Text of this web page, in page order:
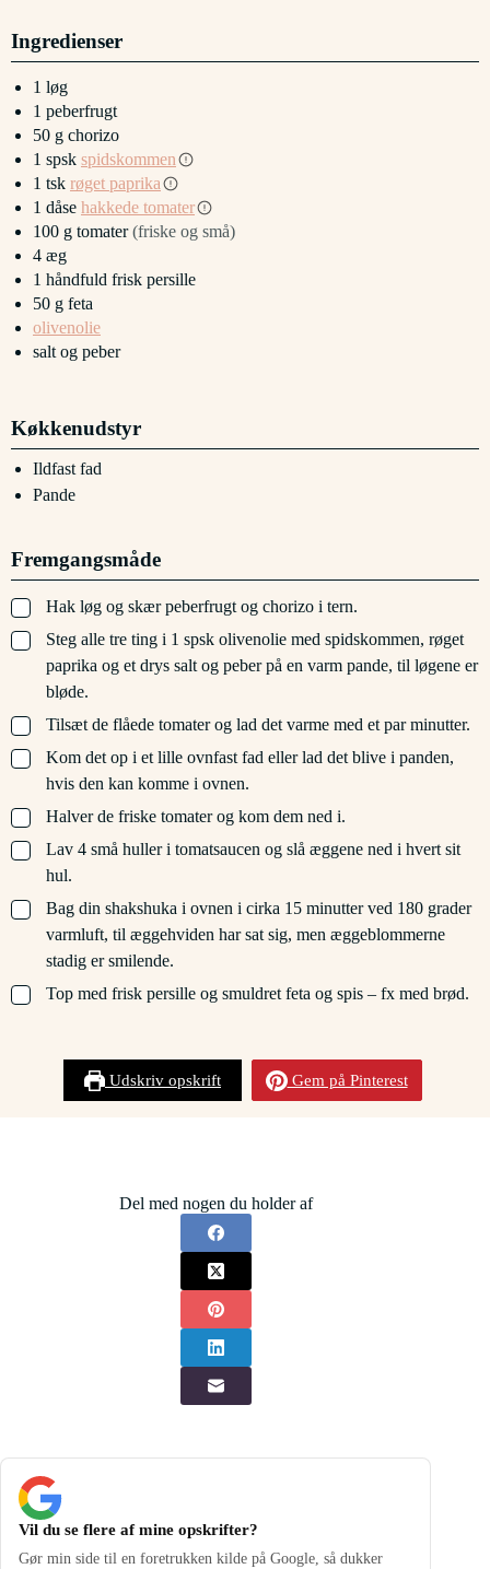
Ingredienser
1 løg
1 peberfrugt
50 g chorizo
1 spsk spidskommen
1 tsk røget paprika
1 dåse hakkede tomater
100 g tomater (friske og små)
4 æg
1 håndfuld frisk persille
50 g feta
olivenolie
salt og peber
Køkkenudstyr
Ildfast fad
Pande
Fremgangsmåde
▢
Hak løg og skær peberfrugt og chorizo i tern.
▢
Steg alle tre ting i 1 spsk olivenolie med spidskommen, røget
paprika og et drys salt og peber på en varm pande, til løgene er
bløde.
▢
Tilsæt de flåede tomater og lad det varme med et par minutter.
▢
Kom det op i et lille ovnfast fad eller lad det blive i panden,
hvis den kan komme i ovnen.
▢
Halver de friske tomater og kom dem ned i.
▢
Lav 4 små huller i tomatsaucen og slå æggene ned i hvert sit
hul.
▢
Bag din shakshuka i ovnen i cirka 15 minutter ved 180 grader
varmluft, til æggehviden har sat sig, men æggeblommerne
stadig er smilende.
▢
Top med frisk persille og smuldret feta og spis – fx med brød.
Udskriv opskrift Gem på Pinterest
Del med nogen du holder af
Vil du se flere af mine opskrifter?
Gør min side til en foretrukken kilde på Google, så dukker